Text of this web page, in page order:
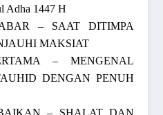
Adha 1447 H
– SAAT DITIMPA
MAKSIAT
– MENGENAL
DENGAN PENUH
– SHALAT DAN